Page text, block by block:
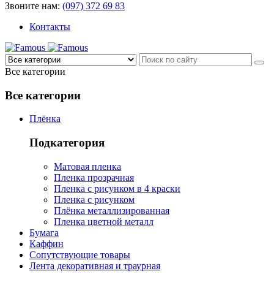
Звоните нам: (097) 372 69 83
Контакты
Все категории
Все категории
Плёнка
Подкатегория
Матовая пленка
Пленка прозрачная
Пленка с рисунком в 4 краски
Пленка с рисунком
Плёнка металлизированная
Пленка цветной металл
Бумага
Каффин
Сопутствующие товары
Лента декоративная и траурная